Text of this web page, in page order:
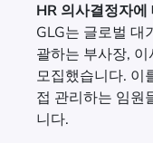
HR 의사결정자
GLG는 글로벌 대
괄하는 부사장,
모집했습니다. 이
접 관리하는 임원
니다.